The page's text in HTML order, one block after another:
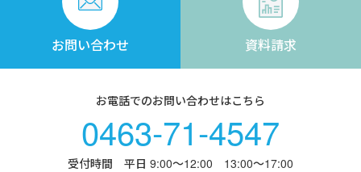
お問い合わせ 資料請求
お電話でのお問い合わせはこちら
0463-71-4547
受付時間 平日 9:00〜12:00 13:00〜17:00